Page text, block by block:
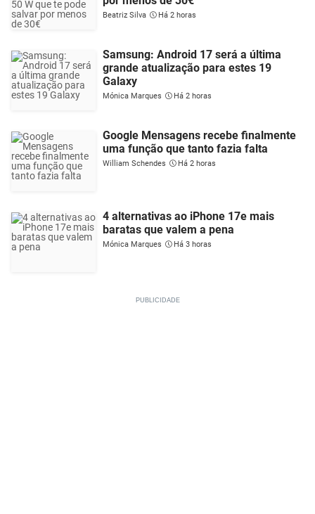
Beatriz Silva Há 2 horas
Samsung: Android 17 será a última
grande atualização para estes 19
Galaxy
Mónica Marques Há 2 horas
Google Mensagens recebe finalmente
uma função que tanto fazia falta
William Schendes Há 2 horas
4 alternativas ao iPhone 17e mais
baratas que valem a pena
Mónica Marques Há 3 horas